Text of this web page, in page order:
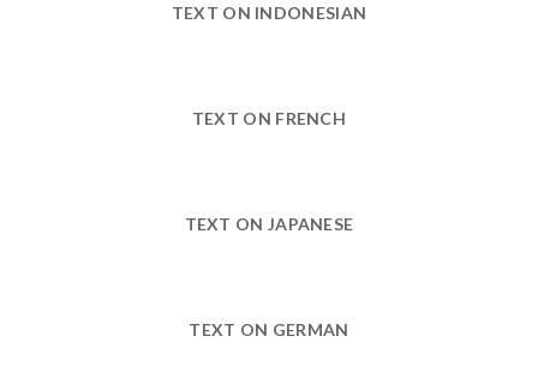
TEXT ON INDONESIAN
TEXT ON FRENCH
TEXT ON JAPANESE
TEXT ON GERMAN